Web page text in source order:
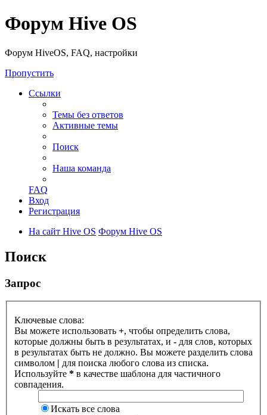
Форум Hive OS
Форум HiveOS, FAQ, настройки
Пропустить
Ссылки
Темы без ответов
Активные темы
Поиск
Наша команда
FAQ
Вход
Регистрация
На сайт Hive OS Форум Hive OS
Поиск
Запрос
Ключевые слова:
Вы можете использовать +, чтобы определить слова,
которые должны быть в результатах, и - для слов, которых
в результатах быть не должно. Вы можете разделить слова
символом | для поиска любого слова из списка.
Используйте * в качестве шаблона для частичного
совпадения.
Искать все слова